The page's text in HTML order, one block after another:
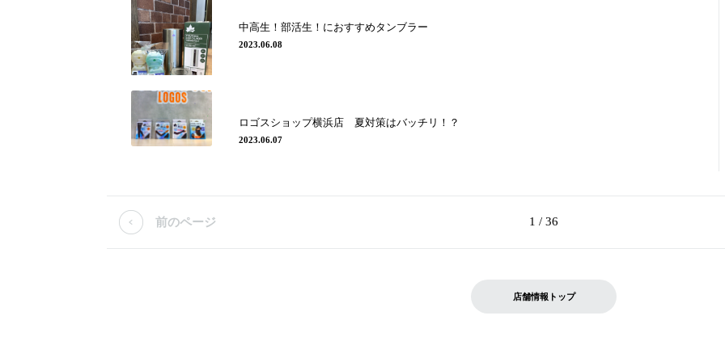
中高生！部活生！におすすめタンブラー
2023.06.08
ロゴスショップ横浜店 夏対策はバッチリ！？
2023.06.07
前のページ 1 / 36
店舗情報トップ